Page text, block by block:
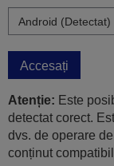
Accesați
Atenție: Este
detectat corect.
dvs. de operare
conținut